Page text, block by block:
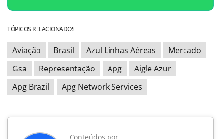
TÓPICOS RELACIONADOS
Aviação Brasil Azul Linhas Aéreas
Mercado
Gsa
Representação Apg
Aigle Azur
Apg Brazil
Apg Network Services
Conteúdos por